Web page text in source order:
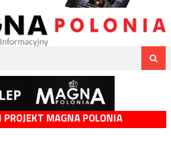
PROJEKT MAGNA POLONIA